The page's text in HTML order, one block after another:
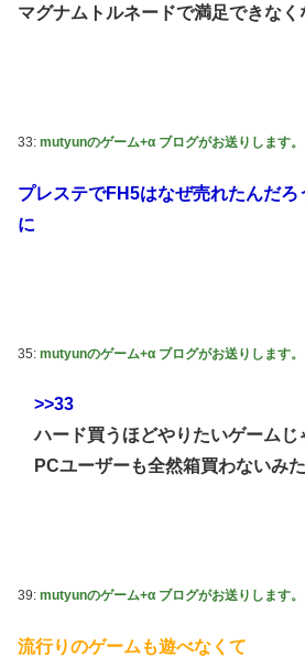
マグナムトルネードで満足できなく
33: mutyunのゲーム+α ブログがお送りします。
プレステでFH5はなぜ売れたんだ
に
35: mutyunのゲーム+α ブログがお送りします。
>>33
ハード買うほどやりたいゲームじ
PCユーザーも全然箱買わないみ
39: mutyunのゲーム+α ブログがお送りします。
流行りのゲームも遊べなくて